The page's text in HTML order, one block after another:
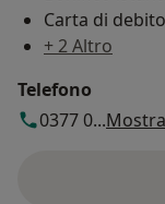
Carta di debito
+ 2 Altro
Telefono
0377 0...